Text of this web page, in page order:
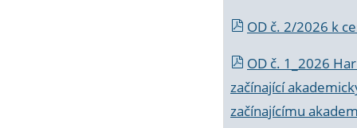
OD č. 2/2026 k
OD č. 1_2026
začínající
začínajícímu